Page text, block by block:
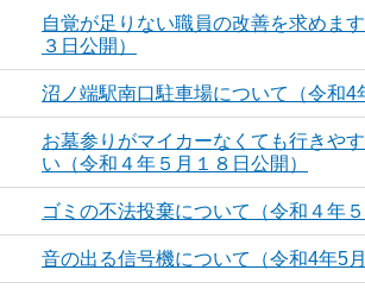
自覚が足りない職員の改善を求めま
３日公開）
沼ノ端駅南口駐車場について（令和4
お墓参りがマイカーなくても行きや
い（令和４年５月１８日公開）
ゴミの不法投棄について（令和４年５
音の出る信号機について（令和4年5月